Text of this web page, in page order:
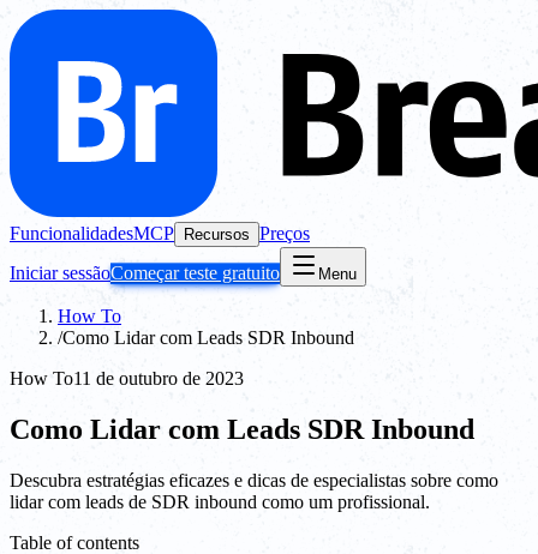
FuncionalidadesMCP Recursos Preços
Iniciar sessãoComeçar teste gratuito Menu
How To
/Como Lidar com Leads SDR Inbound
How To11 de outubro de 2023
Como Lidar com Leads SDR Inbound
Descubra estratégias eficazes e dicas de especialistas sobre como
lidar com leads de SDR inbound como um profissional.
Table of contents